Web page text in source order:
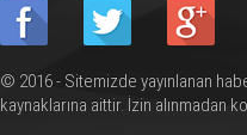
© 2016 - Sitemizde yayınlanan
kaynaklarına aittir. İzin alınmadan